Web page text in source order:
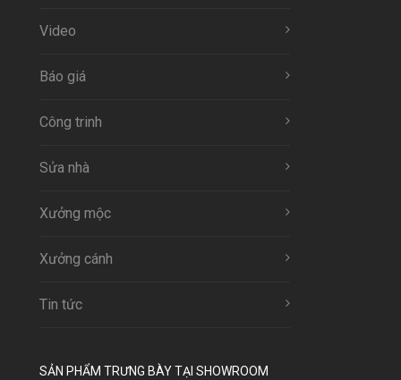
Video
Báo giá
Công trinh
Sửa nhà
Xưởng mộc
Xưởng cánh
Tin tức
SẢN PHẨM TRƯNG BÀY TẠI SHOWROOM